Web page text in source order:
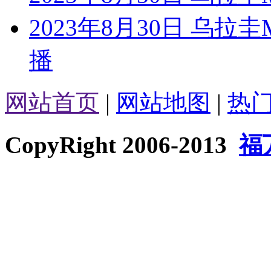
2023年8月30日 乌拉
播
网站首页 | 网站地图 | 热
CopyRight 2006-2013福